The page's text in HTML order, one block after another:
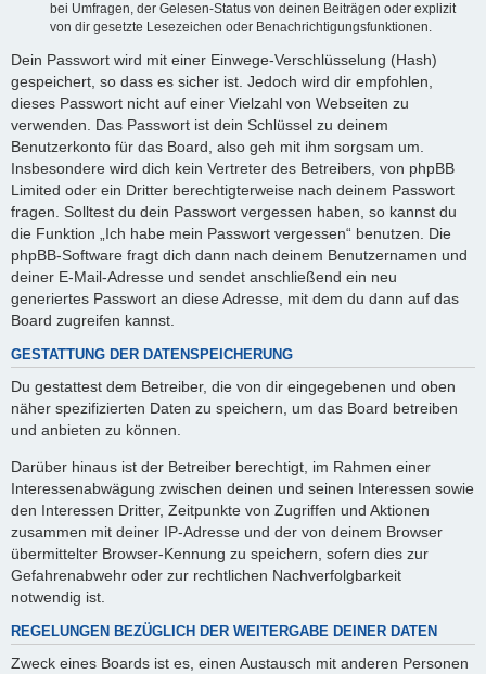
bei Umfragen, der Gelesen-Status von deinen Beiträgen oder explizit
von dir gesetzte Lesezeichen oder Benachrichtigungsfunktionen.
Dein Passwort wird mit einer Einwege-Verschlüsselung (Hash)
gespeichert, so dass es sicher ist. Jedoch wird dir empfohlen,
dieses Passwort nicht auf einer Vielzahl von Webseiten zu
verwenden. Das Passwort ist dein Schlüssel zu deinem
Benutzerkonto für das Board, also geh mit ihm sorgsam um.
Insbesondere wird dich kein Vertreter des Betreibers, von phpBB
Limited oder ein Dritter berechtigterweise nach deinem Passwort
fragen. Solltest du dein Passwort vergessen haben, so kannst du
die Funktion „Ich habe mein Passwort vergessen“ benutzen. Die
phpBB-Software fragt dich dann nach deinem Benutzernamen und
deiner E-Mail-Adresse und sendet anschließend ein neu
generiertes Passwort an diese Adresse, mit dem du dann auf das
Board zugreifen kannst.
GESTATTUNG DER DATENSPEICHERUNG
Du gestattest dem Betreiber, die von dir eingegebenen und oben
näher spezifizierten Daten zu speichern, um das Board betreiben
und anbieten zu können.
Darüber hinaus ist der Betreiber berechtigt, im Rahmen einer
Interessenabwägung zwischen deinen und seinen Interessen sowie
den Interessen Dritter, Zeitpunkte von Zugriffen und Aktionen
zusammen mit deiner IP-Adresse und der von deinem Browser
übermittelter Browser-Kennung zu speichern, sofern dies zur
Gefahrenabwehr oder zur rechtlichen Nachverfolgbarkeit
notwendig ist.
REGELUNGEN BEZÜGLICH DER WEITERGABE DEINER DATEN
Zweck eines Boards ist es, einen Austausch mit anderen Personen